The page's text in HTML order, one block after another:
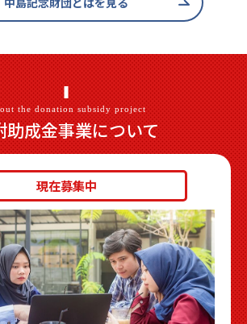
the donation subsidy project
助成金事業について
現在募集中